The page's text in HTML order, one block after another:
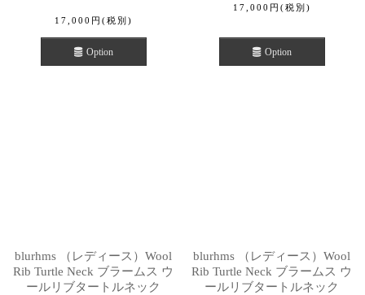
17,000 円 (税別)
Option
17,000 円 (税別)
Option
blurhms （レディース）Wool
Rib Turtle Neck ブラームス ウ
ールリブタートルネック
blurhms （レディース）Wool
Rib Turtle Neck ブラームス ウ
ールリブタートルネック